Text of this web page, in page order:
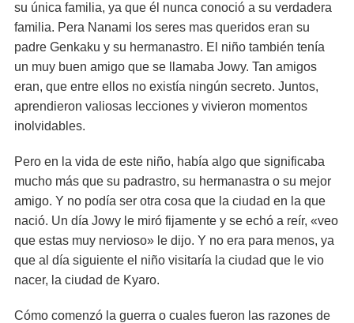
su única familia, ya que él nunca conoció a su verdadera
familia. Pera Nanami los seres mas queridos eran su
padre Genkaku y su hermanastro. El niño también tenía
un muy buen amigo que se llamaba Jowy. Tan amigos
eran, que entre ellos no existía ningún secreto. Juntos,
aprendieron valiosas lecciones y vivieron momentos
inolvidables.
Pero en la vida de este niño, había algo que significaba
mucho más que su padrastro, su hermanastra o su mejor
amigo. Y no podía ser otra cosa que la ciudad en la que
nació. Un día Jowy le miró fijamente y se echó a reír, «veo
que estas muy nervioso» le dijo. Y no era para menos, ya
que al día siguiente el niño visitaría la ciudad que le vio
nacer, la ciudad de Kyaro.
Cómo comenzó la guerra o cuales fueron las razones de